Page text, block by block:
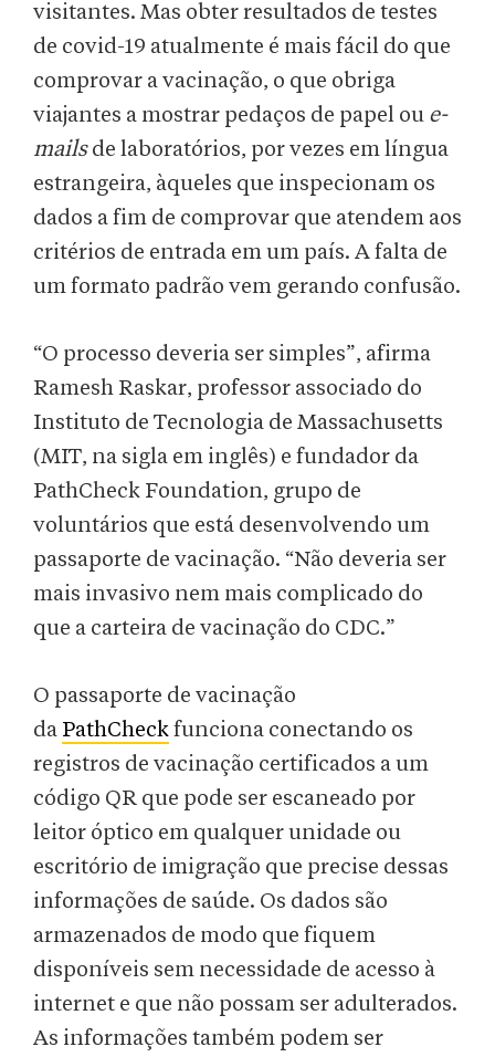
visitantes. Mas obter resultados de testes
de covid-19 atualmente é mais fácil do que
comprovar a vacinação, o que obriga
viajantes a mostrar pedaços de papel ou e-
mailsde laboratórios, por vezes em língua
estrangeira, àqueles que inspecionam os
dados a fim de comprovar que atendem aos
critérios de entrada em um país. A falta de
um formato padrão vem gerando confusão.
“O processo deveria ser simples”, afirma
Ramesh Raskar, professor associado do
Instituto de Tecnologia de Massachusetts
(MIT, na sigla em inglês) e fundador da
PathCheck Foundation, grupo de
voluntários que está desenvolvendo um
passaporte de vacinação. “Não deveria ser
mais invasivo nem mais complicado do
que a carteira de vacinação do CDC.”
O passaporte de vacinação
da PathCheckfunciona conectando os
registros de vacinação certificados a um
código QR que pode ser escaneado por
leitor óptico em qualquer unidade ou
escritório de imigração que precise dessas
informações de saúde. Os dados são
armazenados de modo que fiquem
disponíveis sem necessidade de acesso à
internet e que não possam ser adulterados.
As informações também podem ser